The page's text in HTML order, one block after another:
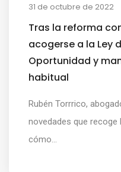
31 de octubre de 2022
Tras la reforma
acogerse a la Ley
Oportunidad y
habitual
Rubén Torrrico,
novedades que
cómo...